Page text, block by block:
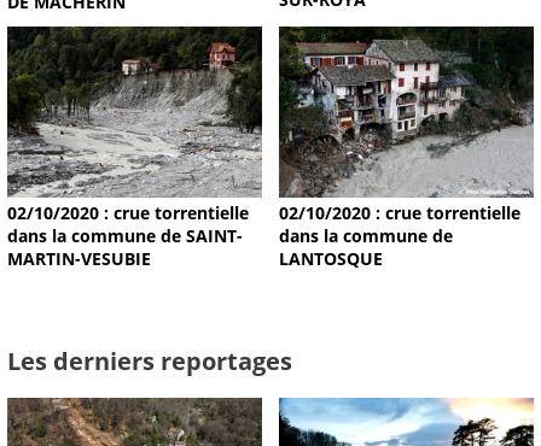
02/10/2020 : crue torrentielle
dans la commune de SAINT-
MARTIN-VESUBIE
02/10/2020 : crue torrentielle
dans la commune de
LANTOSQUE
Les derniers reportages